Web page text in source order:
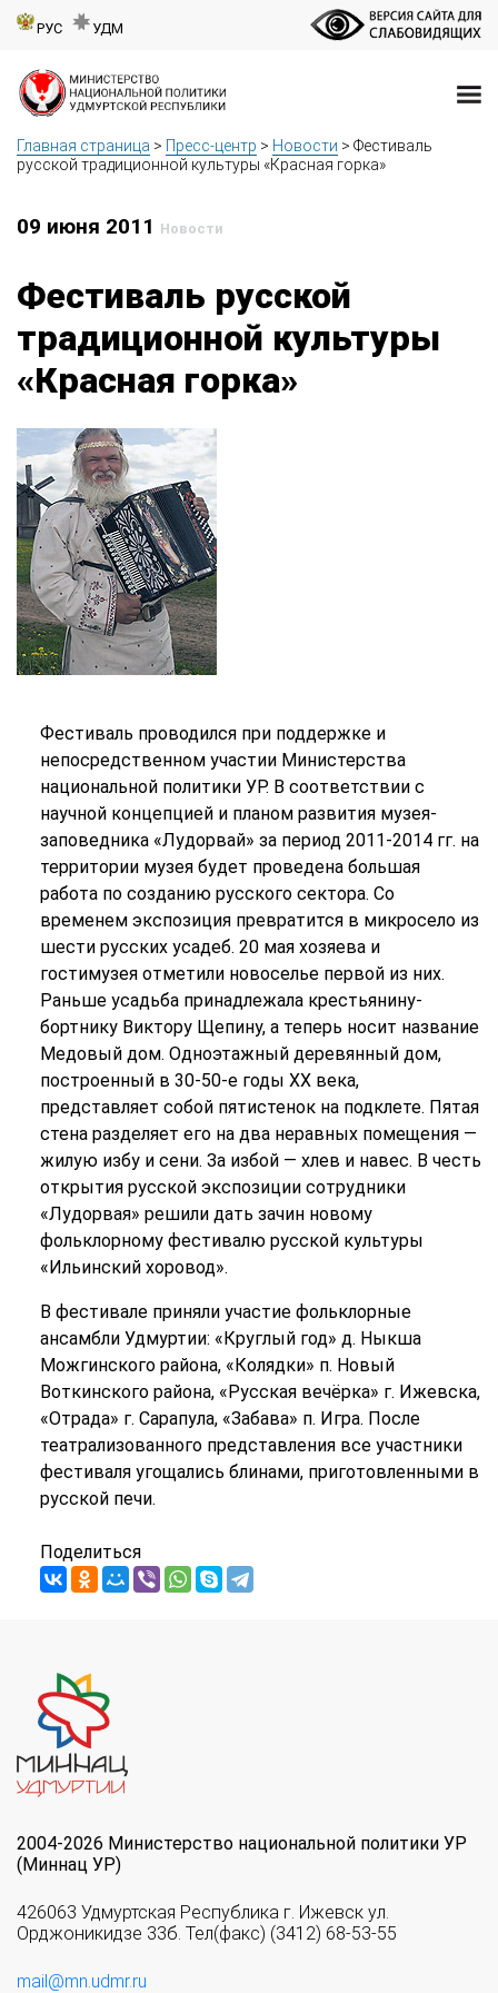
РУС УДМ
Главная страница > Пресс-центр > Новости > Фестиваль
русской традиционной культуры «Красная горка»
09 июня 2011 Новости
Фестиваль русской
традиционной культуры
«Красная горка»
Фестиваль проводился при поддержке и
непосредственном участии Министерства
национальной политики УР. В соответствии с
научной концепцией и планом развития музея-
заповедника «Лудорвай» за период 2011-2014 гг. на
территории музея будет проведена большая
работа по созданию русского сектора. Со
временем экспозиция превратится в микросело из
шести русских усадеб. 20 мая хозяева и
гостимузея отметили новоселье первой из них.
Раньше усадьба принадлежала крестьянину-
бортнику Виктору Щепину, а теперь носит название
Медовый дом. Одноэтажный деревянный дом,
построенный в 30-50-е годы ХХ века,
представляет собой пятистенок на подклете. Пятая
стена разделяет его на два неравных помещения —
жилую избу и сени. За избой — хлев и навес. В честь
открытия русской экспозиции сотрудники
«Лудорвая» решили дать зачин новому
фольклорному фестивалю русской культуры
«Ильинский хоровод».
В фестивале приняли участие фольклорные
ансамбли Удмуртии: «Круглый год» д. Ныкша
Можгинского района, «Колядки» п. Новый
Воткинского района, «Русская вечёрка» г. Ижевска,
«Отрада» г. Сарапула, «Забава» п. Игра. После
театрализованного представления все участники
фестиваля угощались блинами, приготовленными в
русской печи.
Поделиться
2004-2026 Министерство национальной политики УР
(Миннац УР)
426063 Удмуртская Республика г. Ижевск ул.
Орджоникидзе 33б. Тел(факс) (3412) 68-53-55
mail@mn.udmr.ru